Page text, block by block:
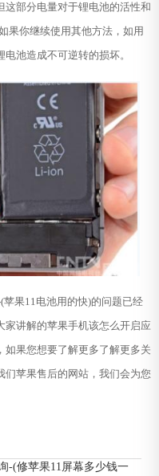
这部分电量对于锂电池的活性和
果你继续使用其他方法，如用
池造成不可逆转的损坏。
果11电池用的快)的问题已经
家讲解的苹果手机该怎么开启应
如果您想要了解更多了解更多关
苹果售后的网站，我们会为您
-(修苹果11屏幕多少钱一